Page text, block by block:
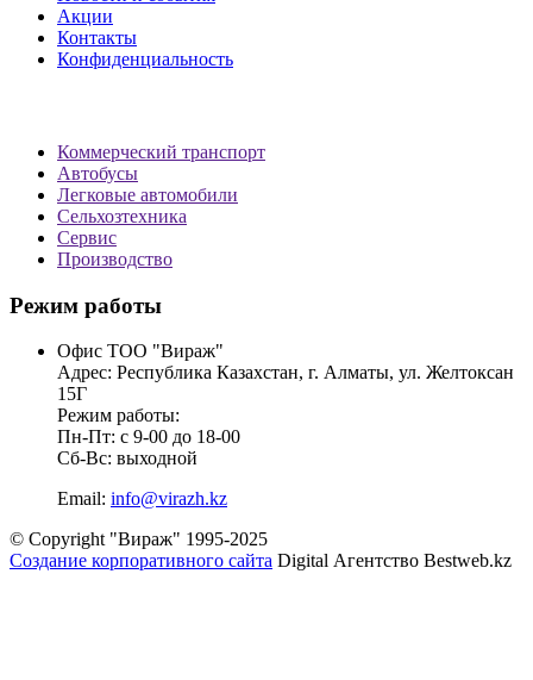
Акции
Контакты
Конфиденциальность
Коммерческий транспорт
Автобусы
Легковые автомобили
Сельхозтехника
Сервис
Производство
Режим работы
Офис ТОО "Вираж"
Адрес: Республика Казахстан, г. Алматы, ул. Желтоксан
15Г
Режим работы:
Пн-Пт: с 9-00 до 18-00
Сб-Вс: выходной
Email: info@virazh.kz
© Copyright "Вираж" 1995-2025
Создание корпоративного сайта Digital Агентство Bestweb.kz